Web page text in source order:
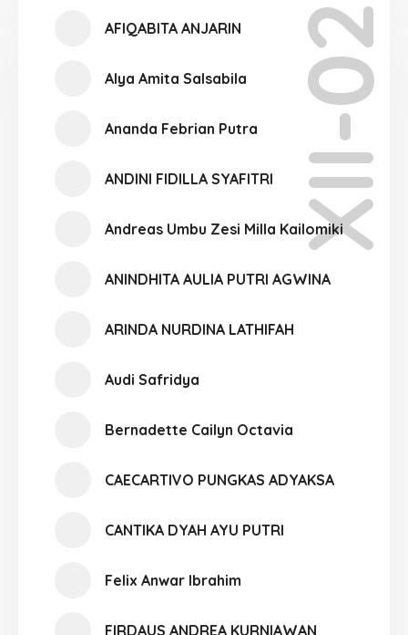
XII-02
AFIQABITA ANJARIN
Alya Amita Salsabila
Ananda Febrian Putra
ANDINI FIDILLA SYAFITRI
Andreas Umbu Zesi Milla Kailomiki
ANINDHITA AULIA PUTRI AGWINA
ARINDA NURDINA LATHIFAH
Audi Safridya
Bernadette Cailyn Octavia
CAECARTIVO PUNGKAS ADYAKSA
CANTIKA DYAH AYU PUTRI
Felix Anwar Ibrahim
FIRDAUS ANDREA KURNIAWAN